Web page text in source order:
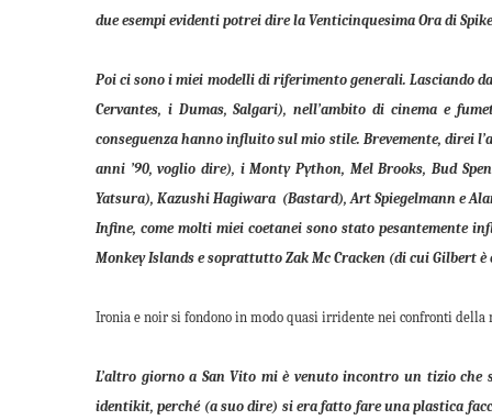
due esempi evidenti potrei dire la Venticinquesima Ora di
Poi ci sono i miei modelli di riferimento generali. Lasciando
Cervantes, i Dumas, Salgari), nell’ambito di cinema e
conseguenza hanno influito sul mio stile. Brevemente, direi
anni ’90, voglio dire), i Monty Python, Mel Brooks, Bud
Yatsura), Kazushi Hagiwara (Bastard), Art Spiegelmann e
Infine, come molti miei coetanei sono stato pesantemente
Monkey Islands e soprattutto Zak Mc Cracken (di cui Gilbert
Ironia e noir si fondono in modo quasi irridente nei confronti della
L’altro giorno a San Vito mi è venuto incontro un tizio che
identikit, perché (a suo dire) si era fatto fare una plastica